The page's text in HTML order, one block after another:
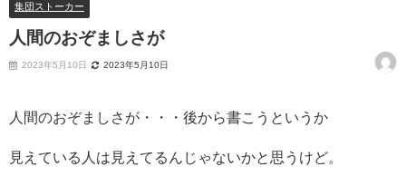
集団ストーカー
人間のおぞましさが
2023年5月10日 2023年5月10日
人間のおぞましさが・・・後から書こうというか
見えている人は見えてるんじゃないかと思うけど。